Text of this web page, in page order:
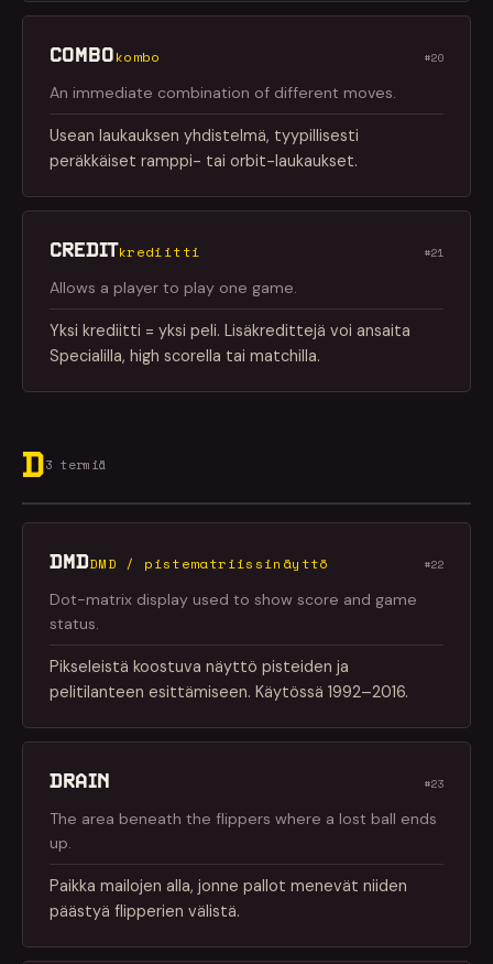
COMBOkombo #20
An immediate combination of different moves.
Usean laukauksen yhdistelmä, tyypillisesti
peräkkäiset ramppi- tai orbit-laukaukset.
CREDITkrediitti #21
Allows a player to play one game.
Yksi krediitti = yksi peli. Lisäkredittejä voi ansaita
Specialilla, high scorella tai matchilla.
D3 termiä
DMDDMD / pistematriissinäyttö #22
Dot-matrix display used to show score and game
status.
Pikseleistä koostuva näyttö pisteiden ja
pelitilanteen esittämiseen. Käytössä 1992–2016.
DRAIN #23
The area beneath the flippers where a lost ball ends
up.
Paikka mailojen alla, jonne pallot menevät niiden
päästyä flipperien välistä.